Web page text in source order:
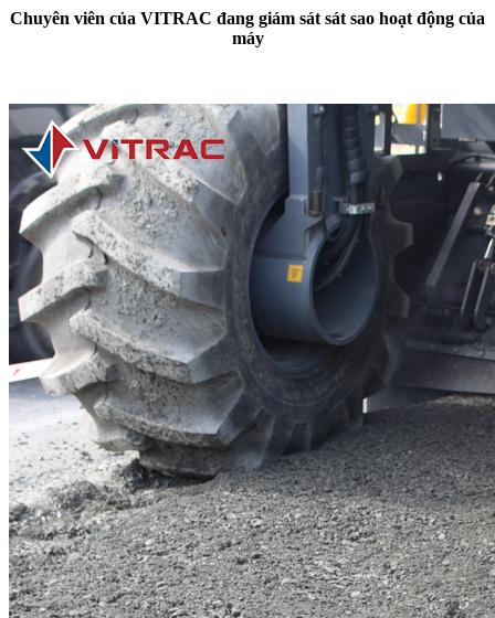
Chuyên viên của VITRAC đang giám sát sát sao hoạt động của
máy